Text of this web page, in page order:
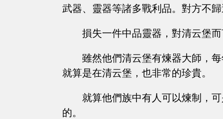
武器、靈器等諸多戰利品。對方不
損失一件中品靈器，對清云堡
雖然他們清云堡有煉器大師，
就算是在清云堡，也非常的珍貴。
就算他們族中有人可以煉制，
的。